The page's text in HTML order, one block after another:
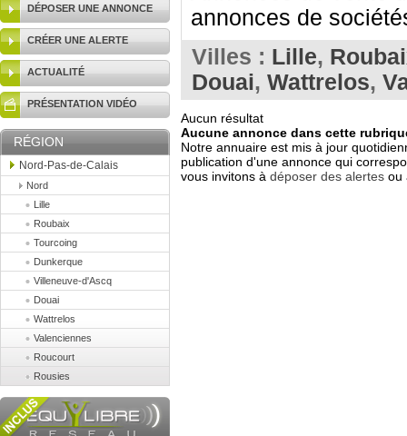
DÉPOSER UNE ANNONCE
CRÉER UNE ALERTE
ACTUALITÉ
PRÉSENTATION VIDÉO
RÉGION
Nord-Pas-de-Calais
Nord
Lille
Roubaix
Tourcoing
Dunkerque
Villeneuve-d'Ascq
Douai
Wattrelos
Valenciennes
Roucourt
Rousies
annonces de
Villes : Lille,
Douai, Wattrelos,
Aucun résultat
Aucune annonce dans cette
Notre annuaire est mis à jour
publication d'une annonce qui
vous invitons à déposer des alertes ou